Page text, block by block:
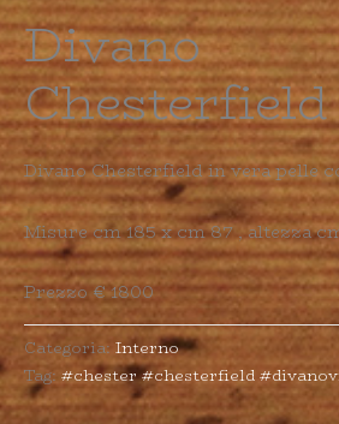
Divano
Chesterfield
Divano Chesterfield in vera pelle
Misure cm 185 x cm 87 , altezza
Prezzo € 1800
Categoria: Interno
Tag: #chester #chesterfield